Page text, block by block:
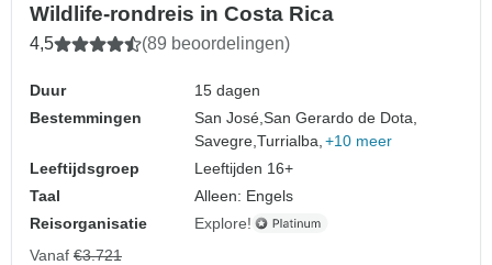
Wildlife-rondreis in Costa Rica
4,5 (89 beoordelingen)
Duur
15 dagen
Bestemmingen
San José,San Gerardo de Dota,
Savegre,Turrialba, +10 meer
Leeftijdsgroep
Leeftijden 16+
Taal
Alleen: Engels
Reisorganisatie
Explore!
Vanaf €3.721